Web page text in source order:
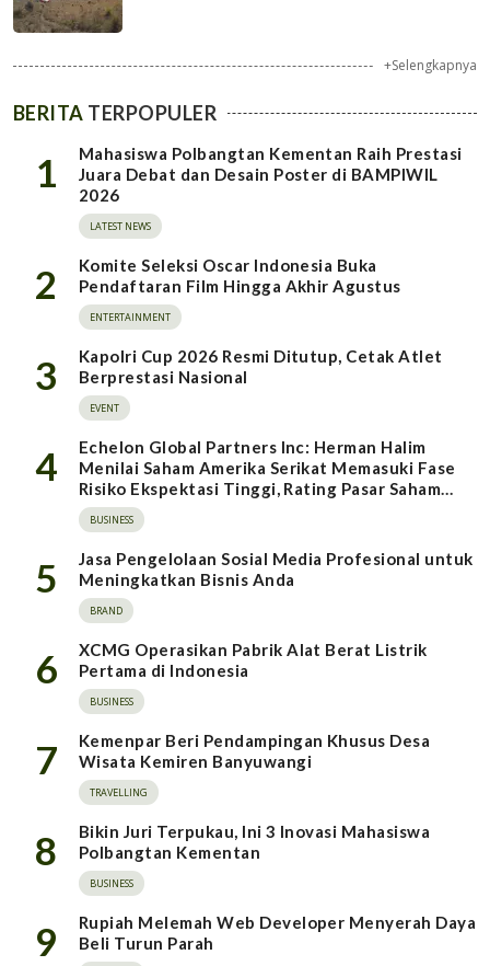
+Selengkapnya
BERITA TERPOPULER
1
Mahasiswa Polbangtan Kementan Raih Prestasi
Juara Debat dan Desain Poster di BAMPIWIL
2026
LATEST NEWS
2
Komite Seleksi Oscar Indonesia Buka
Pendaftaran Film Hingga Akhir Agustus
ENTERTAINMENT
3
Kapolri Cup 2026 Resmi Ditutup, Cetak Atlet
Berprestasi Nasional
EVENT
4
Echelon Global Partners Inc: Herman Halim
Menilai Saham Amerika Serikat Memasuki Fase
Risiko Ekspektasi Tinggi, Rating Pasar Saham
Indonesia Direvisi Naik
BUSINESS
5
Jasa Pengelolaan Sosial Media Profesional untuk
Meningkatkan Bisnis Anda
BRAND
6
XCMG Operasikan Pabrik Alat Berat Listrik
Pertama di Indonesia
BUSINESS
7
Kemenpar Beri Pendampingan Khusus Desa
Wisata Kemiren Banyuwangi
TRAVELLING
8
Bikin Juri Terpukau, Ini 3 Inovasi Mahasiswa
Polbangtan Kementan
BUSINESS
9
Rupiah Melemah Web Developer Menyerah Daya
Beli Turun Parah